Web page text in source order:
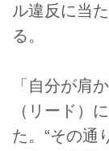
ル違反に当
る。
「自分が肩
（リード）
た。“その通